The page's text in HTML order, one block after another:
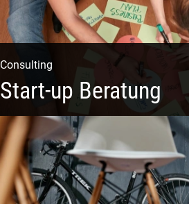
Consulting
Start-up Beratung
Du beginnst Dein Eigenes zu
wo du beginnen sollst?